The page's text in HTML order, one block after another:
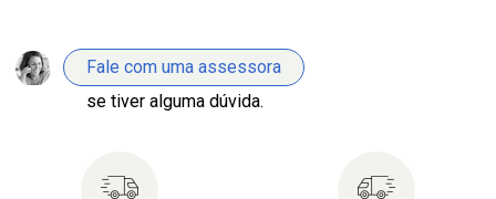
Fale com uma assessora
se tiver alguma dúvida.